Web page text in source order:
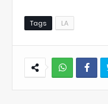
Tags LA